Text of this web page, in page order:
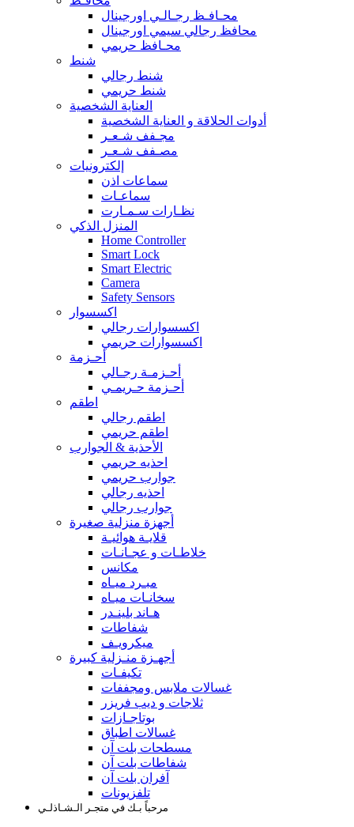
محـافـظ رجـالـي اورجينال
محافظ رجالي سيمي اورجينال
محـافظ حريمي
شنط
شنط رجالي
شنط حريمي
العناية الشخصية
أدوات الحلاقة و العناية الشخصية
مجـفف شـعـر
مصـفف شـعـر
إلكترونيات
سماعات اذن
سماعـات
نظـارات سـمـارت
المنزل الذكي
Home Controller
Smart Lock
Smart Electric
Camera
Safety Sensors
اكسسوار
اكسسوارات رجالي
اكسسوارات حريمي
أحـزمة
أحـزمـة رجـالي
أحـزمة حـريمـي
اطقم
اطقم رجالي
اطقم حريمي
الأحذية & الجوارب
احذيه حريمي
جوارب حريمي
احذيه رجالي
جوارب رجالي
أجهزة منزلية صغيرة
قلايـة هوائيـة
خلاطـات و عجـانـات
مكانس
مبـرد ميـاه
سخانـات ميـاه
هـاند بلينـدر
شفاطات
ميكرويـف
أجهـزة منـزلية كبيرة
تكيفـات
غسالات ملابس ومجففات
ثلاجات و ديب فريزر
بوتاجـازات
غسالات اطباق
مسطحات بلت آن
شفاطات بلت آن
آفران بلت آن
تلفزيونات
مرحباً بـك في متجـر الـشـاذلـي